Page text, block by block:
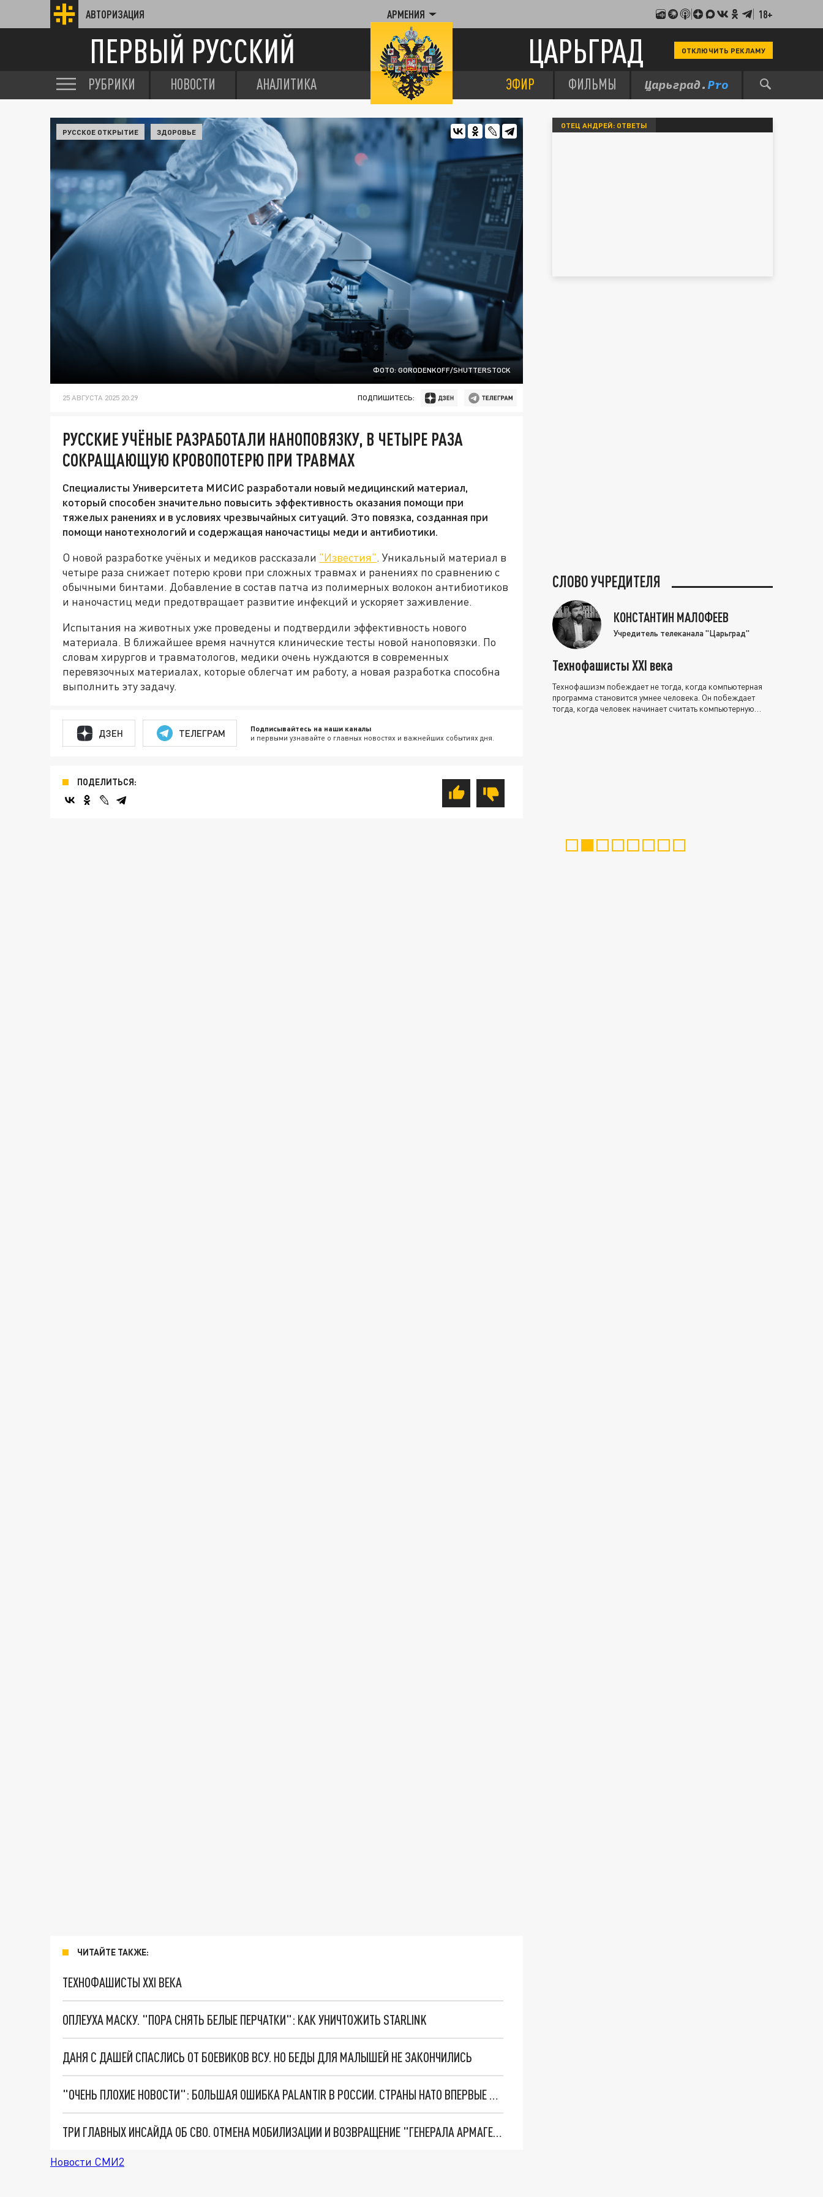
АВТОРИЗАЦИЯ АРМЕНИЯ 18+
ПЕРВЫЙ РУССКИЙ ЦАРЬГРАД ОТКЛЮЧИТЬ РЕКЛАМУ
РУБРИКИ НОВОСТИ АНАЛИТИКА ЭФИР ФИЛЬМЫ
ФОТО: GORODENKOFF/SHUTTERSTOCK
РУССКОЕ ОТКРЫТИЕ ЗДОРОВЬЕ
25 АВГУСТА 2025 20:29 ПОДПИШИТЕСЬ:
РУССКИЕ УЧЁНЫЕ РАЗРАБОТАЛИ НАНОПОВЯЗКУ, В ЧЕТЫРЕ РАЗА
СОКРАЩАЮЩУЮ КРОВОПОТЕРЮ ПРИ ТРАВМАХ
Специалисты Университета МИСИС разработали новый медицинский материал,
который способен значительно повысить эффективность оказания помощи при
тяжелых ранениях и в условиях чрезвычайных ситуаций. Это повязка, созданная при
помощи нанотехнологий и содержащая наночастицы меди и антибиотики.
О новой разработке учёных и медиков рассказали "Известия". Уникальный материал в
четыре раза снижает потерю крови при сложных травмах и ранениях по сравнению с
обычными бинтами. Добавление в состав патча из полимерных волокон антибиотиков
и наночастиц меди предотвращает развитие инфекций и ускоряет заживление.
Испытания на животных уже проведены и подтвердили эффективность нового
материала. В ближайшее время начнутся клинические тесты новой наноповязки. По
словам хирургов и травматологов, медики очень нуждаются в современных
перевязочных материалах, которые облегчат им работу, а новая разработка способна
выполнить эту задачу.
ДЗЕН ТЕЛЕГРАМ Подписывайтесь на наши каналы
и первыми узнавайте о главных новостях и важнейших событиях дня.
ПОДЕЛИТЬСЯ:
ЧИТАЙТЕ ТАКЖЕ:
ТЕХНОФАШИСТЫ XXI ВЕКА
ОПЛЕУХА МАСКУ. "ПОРА СНЯТЬ БЕЛЫЕ ПЕРЧАТКИ": КАК УНИЧТОЖИТЬ STARLINK
ДАНЯ С ДАШЕЙ СПАСЛИСЬ ОТ БОЕВИКОВ ВСУ. НО БЕДЫ ДЛЯ МАЛЫШЕЙ НЕ ЗАКОНЧИЛИСЬ
"ОЧЕНЬ ПЛОХИЕ НОВОСТИ": БОЛЬШАЯ ОШИБКА PALANTIR В РОССИИ. СТРАНЫ НАТО ВПЕРВЫЕ ЗА СВО ОСТАНОВИЛИ ПОСТАВКИ ОРУЖИЯ. ВСУ ТЕРЯЮТ ПРИГРАНИЧЬЕ?
ТРИ ГЛАВНЫХ ИНСАЙДА ОБ СВО. ОТМЕНА МОБИЛИЗАЦИИ И ВОЗВРАЩЕНИЕ "ГЕНЕРАЛА АРМАГЕДДОНА"? ОТЛИЧНЫЕ НОВОСТИ, КОТОРЫЕ ЖДАЛИ ВСЕ
Новости СМИ2
ОТЕЦ АНДРЕЙ: ОТВЕТЫ
СЛОВО УЧРЕДИТЕЛЯ
КОНСТАНТИН МАЛОФЕЕВ
Учредитель телеканала "Царьград"
Технофашисты XXI века
Технофашизм побеждает не тогда, когда компьютерная
программа становится умнее человека. Он побеждает
тогда, когда человек начинает считать компьютерную